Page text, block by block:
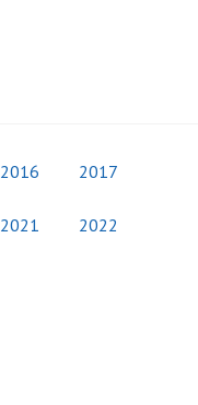
2016 2017
2021 2022